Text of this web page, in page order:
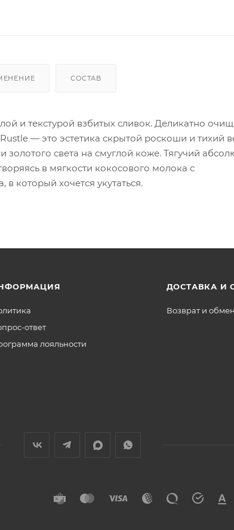
СОСТАВ
и текстурой взбитых сливок. Деликатно
— это эстетика скрытой роскоши и тихий
света на смуглой коже. Тягучий
в мягкости кокосового молока с
который хочется укутаться.
ответ
лояльности
ДОСТАВКА И
Возврат и обмен